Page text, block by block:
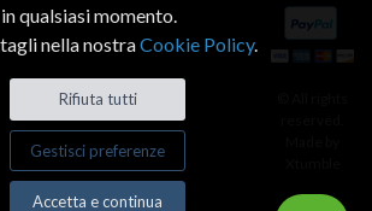
qualsiasi momento.
nella nostraCookie Policy.
Rifiuta tutti
Gestisci preferenze
Accetta e continua